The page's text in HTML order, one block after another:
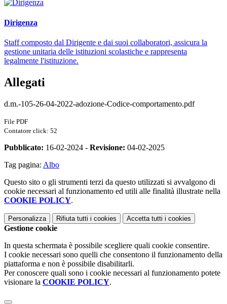
Dirigenza
Staff composto dal Dirigente e dai suoi collaboratori, assicura la
gestione unitaria delle istituzioni scolastiche e rappresenta
legalmente l'istituzione.
Allegati
d.m.-105-26-04-2022-adozione-Codice-comportamento.pdf
File PDF
Contatore click: 52
Pubblicato: 16-02-2024 - Revisione: 04-02-2025
Tag pagina: Albo
Questo sito o gli strumenti terzi da questo utilizzati si avvalgono di
cookie necessari al funzionamento ed utili alle finalità illustrate nella
COOKIE POLICY.
Personalizza Rifiuta tutti i cookies Accetta tutti i cookies
Gestione cookie
In questa schermata è possibile scegliere quali cookie consentire.
I cookie necessari sono quelli che consentono il funzionamento della
piattaforma e non è possibile disabilitarli.
Per conoscere quali sono i cookie necessari al funzionamento potete
visionare la COOKIE POLICY.